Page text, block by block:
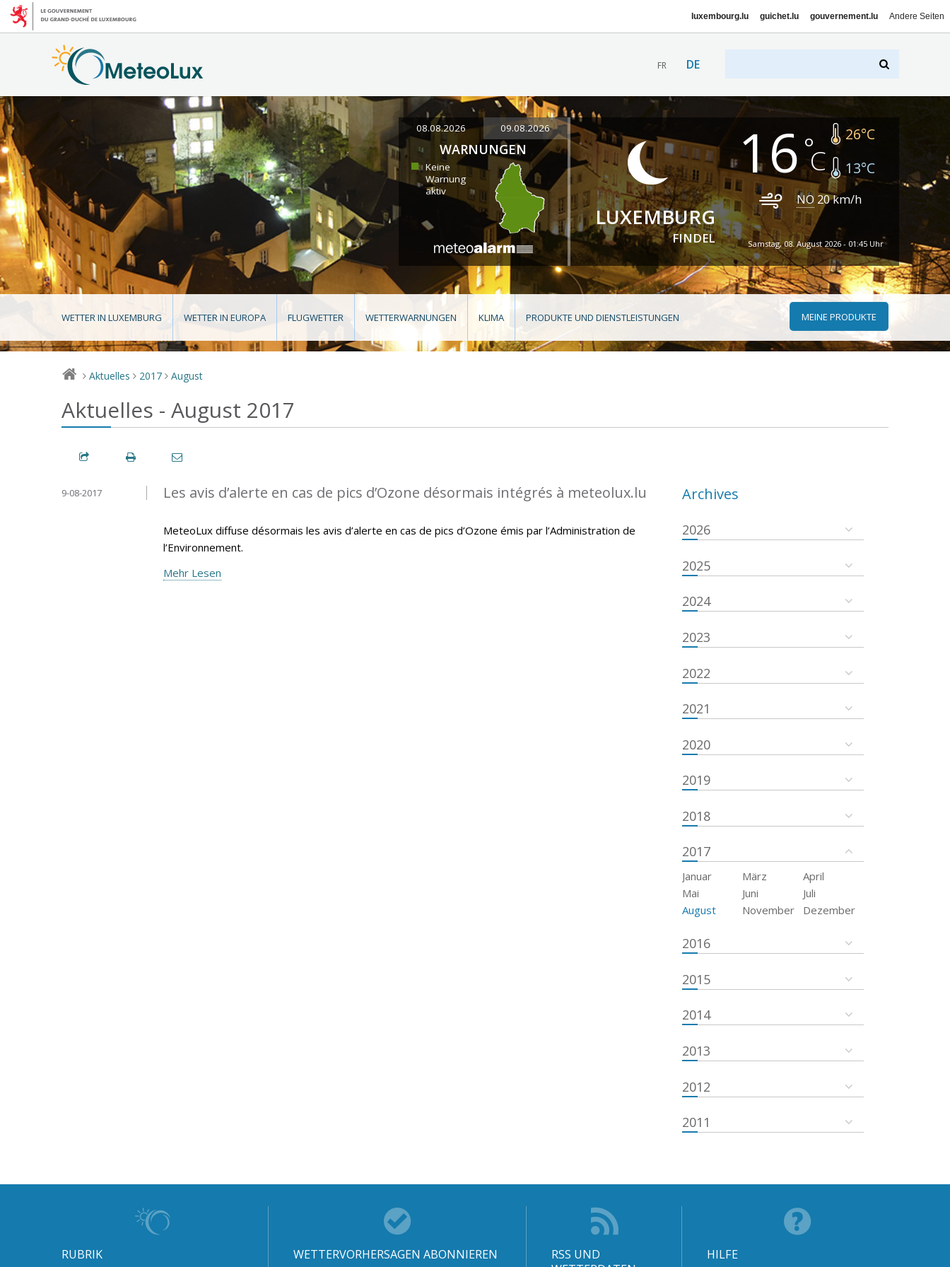
luxembourg.lu guichet.lu gouvernement.lu Andere Seiten
FR DE
08.08.2026 09.08.2026
WARNUNGEN
Keine
Warnung
aktiv
LUXEMBURG
FINDEL
16 26°C
13°C
NO 20km/h
Samstag, 08. August 2026 - 01:45 Uhr
WETTER IN LUXEMBURG WETTER IN EUROPA FLUGWETTER WETTERWARNUNGEN KLIMA PRODUKTE UND DIENSTLEISTUNGEN MEINE PRODUKTE
> Aktuelles > 2017 > August
Aktuelles - August 2017
Les avis d’alerte en cas de pics d’Ozone désormais intégrés à meteolux.lu
9-08-2017
MeteoLux diffuse désormais les avis d’alerte en cas de pics d’Ozone émis par l’Administration de
l’Environnement.
Mehr Lesen
Archives
2026
2025
2024
2023
2022
2021
2020
2019
2018
2017
Januar März
April
Mai
Juni
Juli
August
November Dezember
2016
2015
2014
2013
2012
2011
RUBRIK WETTERVORHERSAGEN ABONNIEREN
RSS UND
HILFE